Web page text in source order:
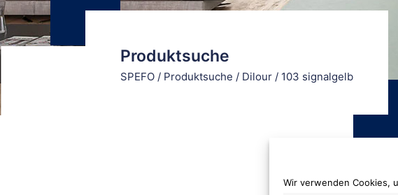
Wir verwenden Cookies,
Produktsuche
SPEFO / Produktsuche / Dilour / 103 signalgelb